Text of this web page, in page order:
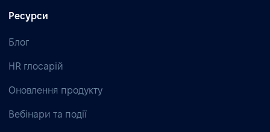
Ресурси
Блог
HR глосарій
Оновлення продукту
Вебінари та події